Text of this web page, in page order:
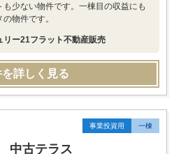
も少ない物件です。一棟目の収益にも
物件です。
リー21フラット不動産販売
詳しく見る
事業投資用 一棟
中古テラス